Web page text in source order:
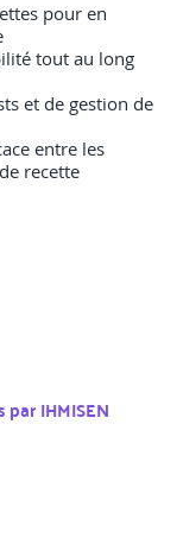
pour en
tout au long
et de gestion de
entre les
recette
parIHMISEN